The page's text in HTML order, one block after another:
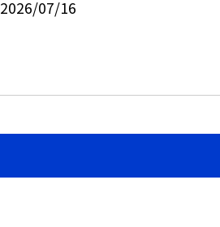
2026/07/16